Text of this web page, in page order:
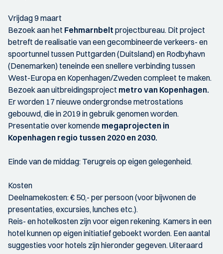
Vrijdag 9 maart
Bezoek aan het Fehmarnbelt projectbureau. Dit project
betreft de realisatie van een gecombineerde verkeers- en
spoortunnel tussen Puttgarden (Duitsland) en Rodbyhavn
(Denemarken) teneinde een snellere verbinding tussen
West-Europa en Kopenhagen/Zweden compleet te maken.
Bezoek aan uitbreidingsproject metro van Kopenhagen.
Er worden 17 nieuwe ondergrondse metrostations
gebouwd, die in 2019 in gebruik genomen worden.
Presentatie over komende megaprojecten in
Kopenhagen regio tussen 2020 en 2030.
Einde van de middag: Terugreis op eigen gelegenheid.
Kosten
Deelnamekosten: € 50,- per persoon (voor bijwonen de
presentaties, excursies, lunches etc.).
Reis- en hotelkosten zijn voor eigen rekening. Kamers in een
hotel kunnen op eigen initiatief geboekt worden. Een aantal
suggesties voor hotels zijn hieronder gegeven. Uiteraard